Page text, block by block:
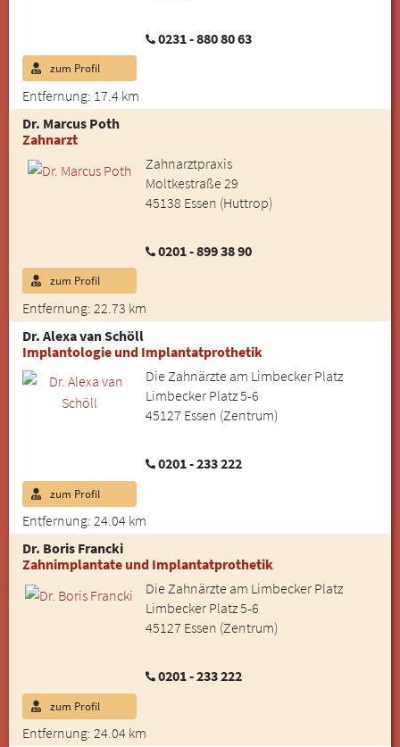
0231 - 880 80 63
Entfernung: 17.4 km
zum Profil
Dr. Marcus Poth
Zahnarzt
Zahnarztpraxis
Moltkestraße 29
45138 Essen (Huttrop)
0201 - 899 38 90
Entfernung: 22.73 km
zum Profil
Dr. Alexa van Schöll
Implantologie und Implantatprothetik
Die Zahnärzte am Limbecker Platz
Limbecker Platz 5-6
45127 Essen (Zentrum)
0201 - 233 222
Entfernung: 24.04 km
zum Profil
Dr. Boris Francki
Zahnimplantate und Implantatprothetik
Die Zahnärzte am Limbecker Platz
Limbecker Platz 5-6
45127 Essen (Zentrum)
0201 - 233 222
Entfernung: 24.04 km
zum Profil